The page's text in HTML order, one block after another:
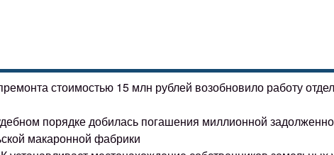
стоимостью 15 млн рублей возобновило работу
порядке добилась погашения миллионной
макаронной фабрики